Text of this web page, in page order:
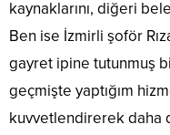
kaynaklarını, diğeri
Ben ise İzmirli şoför
gayret ipine tutunmuş
geçmişte yaptığım
kuvvetlendirerek daha